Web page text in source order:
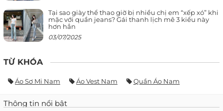
Tại sao giày thể thao giờ bị nhiều chị em “xếp xó” khi
mặc với quần jeans? Gái thanh lịch mê 3 kiểu này
hơn hẳn
03/07/2025
TỪ KHÓA
Áo Sơ Mi Nam Áo Vest Nam Quần Áo Nam
Thông tin nổi bật